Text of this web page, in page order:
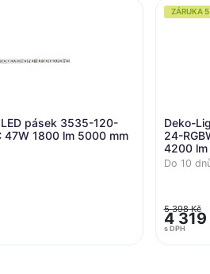
pásek 3535-120-
47W 1800 lm 5000 mm
ZÁRUKA 5
Deko-
24-
4200
Do 10
5 398 Kč
4 319
s DPH